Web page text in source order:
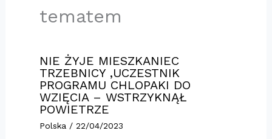
tematem
NIE ŻYJE MIESZKANIEC
TRZEBNICY ,UCZESTNIK
PROGRAMU CHLOPAKI DO
WZIĘCIA – WSTRZYKNĄŁ
POWIETRZE
Polska/ 22/04/2023